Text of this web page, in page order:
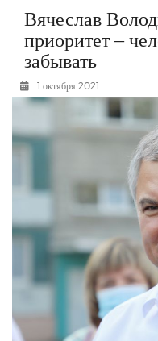
К СВЕДЕНИЮ
КОНКУРСЫ
ФОТОРЕПОРТАЖИ
РЕКЛАМОДАТЕЛЯМ
ОБЪЯВЛЕНИЯ
КОНТАКТЫ
Вячеслав
приоритет –
забывать
1 октября 2021